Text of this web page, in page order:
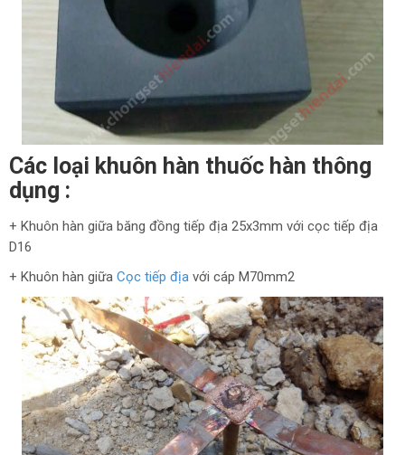
Các loại khuôn hàn thuốc hàn thông
dụng :
+ Khuôn hàn giữa băng đồng tiếp địa 25x3mm với cọc tiếp địa
D16
+ Khuôn hàn giữa Cọc tiếp địa với cáp M70mm2